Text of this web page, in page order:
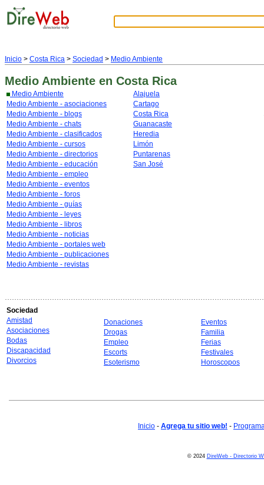
Inicio > Costa Rica > Sociedad > Medio Ambiente
Medio Ambiente en Costa Rica
Medio Ambiente
Medio Ambiente - asociaciones
Medio Ambiente - blogs
Medio Ambiente - chats
Medio Ambiente - clasificados
Medio Ambiente - cursos
Medio Ambiente - directorios
Medio Ambiente - educación
Medio Ambiente - empleo
Medio Ambiente - eventos
Medio Ambiente - foros
Medio Ambiente - guías
Medio Ambiente - leyes
Medio Ambiente - libros
Medio Ambiente - noticias
Medio Ambiente - portales web
Medio Ambiente - publicaciones
Medio Ambiente - revistas
Alajuela
Cartago
Costa Rica
Guanacaste
Heredia
Limón
Puntarenas
San José
Sociedad
Amistad
Asociaciones
Bodas
Discapacidad
Divorcios
Donaciones
Drogas
Empleo
Escorts
Esoterismo
Eventos
Familia
Ferias
Festivales
Horoscopos
Inicio - Agrega tu sitio web! -
© 2024 DireWeb - Directorio